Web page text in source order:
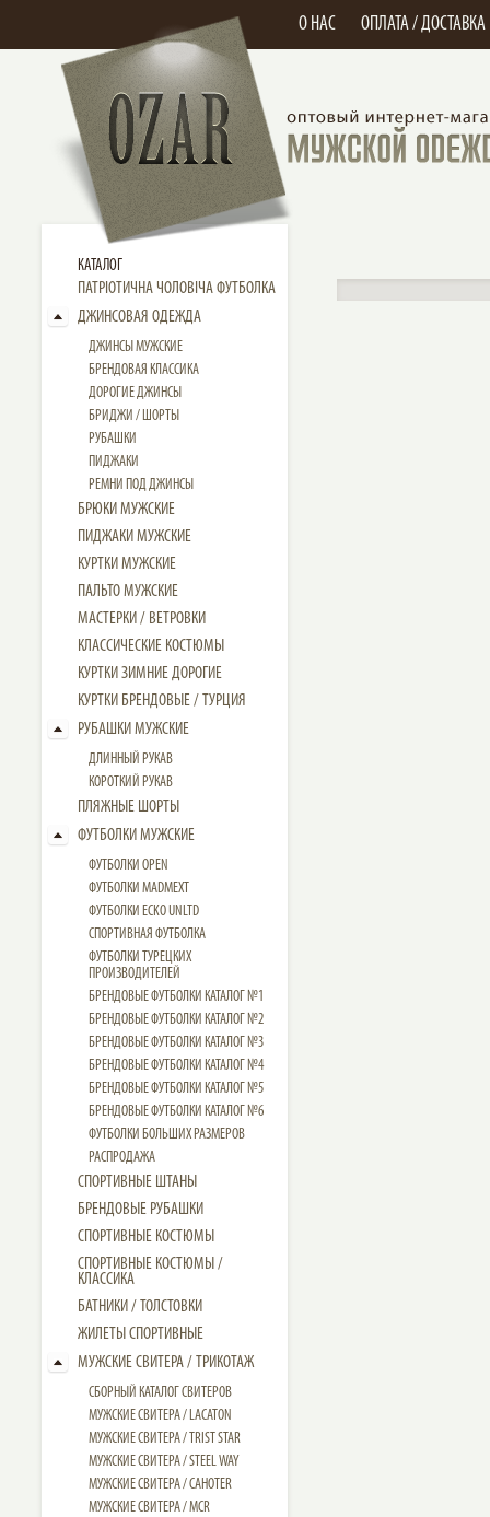
О НАС ОПЛАТА / ДОСТАВКА
КАТАЛОГ
ПАТРІОТИЧНА ЧОЛОВІЧА ФУТБОЛКА
ДЖИНСОВАЯ ОДЕЖДА
ДЖИНСЫ МУЖСКИЕ
БРЕНДОВАЯ КЛАССИКА
ДОРОГИЕ ДЖИНСЫ
БРИДЖИ / ШОРТЫ
РУБАШКИ
ПИДЖАКИ
РЕМНИ ПОД ДЖИНСЫ
БРЮКИ МУЖСКИЕ
ПИДЖАКИ МУЖСКИЕ
КУРТКИ МУЖСКИЕ
ПАЛЬТО МУЖСКИЕ
МАСТЕРКИ / ВЕТРОВКИ
КЛАССИЧЕСКИЕ КОСТЮМЫ
КУРТКИ ЗИМНИЕ ДОРОГИЕ
КУРТКИ БРЕНДОВЫЕ / ТУРЦИЯ
РУБАШКИ МУЖСКИЕ
ДЛИННЫЙ РУКАВ
КОРОТКИЙ РУКАВ
ПЛЯЖНЫЕ ШОРТЫ
ФУТБОЛКИ МУЖСКИЕ
ФУТБОЛКИ OPEN
ФУТБОЛКИ MADMEXT
ФУТБОЛКИ ECKO UNLTD
СПОРТИВНАЯ ФУТБОЛКА
ФУТБОЛКИ ТУРЕЦКИХ
ПРОИЗВОДИТЕЛЕЙ
БРЕНДОВЫЕ ФУТБОЛКИ КАТАЛОГ №1
БРЕНДОВЫЕ ФУТБОЛКИ КАТАЛОГ №2
БРЕНДОВЫЕ ФУТБОЛКИ КАТАЛОГ №3
БРЕНДОВЫЕ ФУТБОЛКИ КАТАЛОГ №4
БРЕНДОВЫЕ ФУТБОЛКИ КАТАЛОГ №5
БРЕНДОВЫЕ ФУТБОЛКИ КАТАЛОГ №6
ФУТБОЛКИ БОЛЬШИХ РАЗМЕРОВ
РАСПРОДАЖА
СПОРТИВНЫЕ ШТАНЫ
БРЕНДОВЫЕ РУБАШКИ
СПОРТИВНЫЕ КОСТЮМЫ
СПОРТИВНЫЕ КОСТЮМЫ /
КЛАССИКА
БАТНИКИ / ТОЛСТОВКИ
ЖИЛЕТЫ СПОРТИВНЫЕ
МУЖСКИЕ СВИТЕРА / ТРИКОТАЖ
СБОРНЫЙ КАТАЛОГ СВИТЕРОВ
МУЖСКИЕ СВИТЕРА / LACATON
МУЖСКИЕ СВИТЕРА / TRIST STAR
МУЖСКИЕ СВИТЕРА / STEEL WAY
МУЖСКИЕ СВИТЕРА / CAHOTER
МУЖСКИЕ CВИТЕРА / MCR